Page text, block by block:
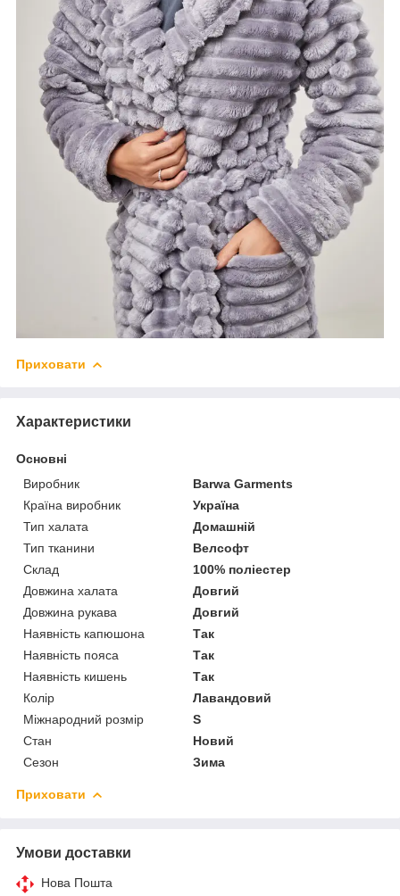
Приховати
Характеристики
Основні
Виробник
Barwa Garments
Країна виробник
Україна
Тип халата
Домашній
Тип тканини
Велсофт
Склад
100% поліестер
Довжина халата
Довгий
Довжина рукава
Довгий
Наявність капюшона
Так
Наявність пояса
Так
Наявність кишень
Так
Колір
Лавандовий
Міжнародний розмір
S
Стан
Новий
Сезон
Зима
Приховати
Умови доставки
Нова Пошта